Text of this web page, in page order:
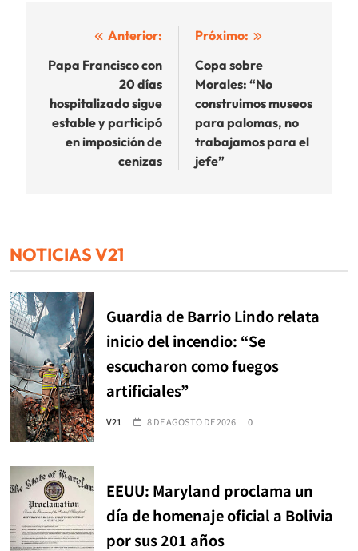
Navegación
de
entradas
Anterior:
Papa Francisco con
20 días
hospitalizado sigue
estable y participó
en imposición de
cenizas
Próximo:
Copa sobre
Morales: “No
construimos museos
para palomas, no
trabajamos para el
jefe”
NOTICIAS V21
Guardia de Barrio Lindo relata
inicio del incendio: “Se
escucharon como fuegos
artificiales”
V21 8 DE AGOSTO DE 2026 0
EEUU: Maryland proclama un
día de homenaje oficial a Bolivia
por sus 201 años